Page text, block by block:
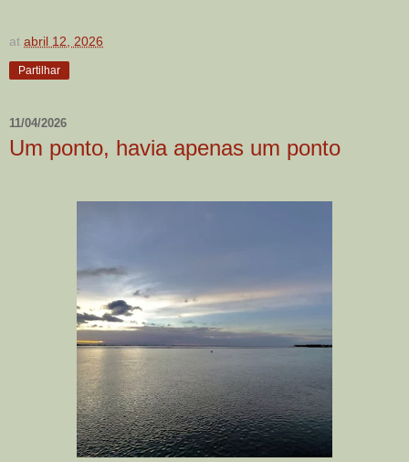
at abril 12, 2026
Partilhar
11/04/2026
Um ponto, havia apenas um ponto